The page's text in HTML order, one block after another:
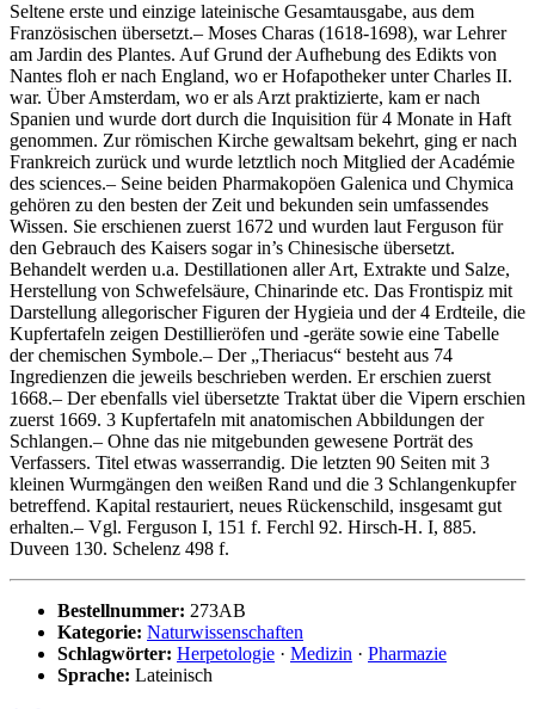
Seltene erste und einzige lateinische Gesamtausgabe, aus dem
Französischen übersetzt.– Moses Charas (1618-1698), war Lehrer
am Jardin des Plantes. Auf Grund der Aufhebung des Edikts von
Nantes floh er nach England, wo er Hofapotheker unter Charles II.
war. Über Amsterdam, wo er als Arzt praktizierte, kam er nach
Spanien und wurde dort durch die Inquisition für 4 Monate in Haft
genommen. Zur römischen Kirche gewaltsam bekehrt, ging er nach
Frankreich zurück und wurde letztlich noch Mitglied der Académie
des sciences.– Seine beiden Pharmakopöen Galenica und Chymica
gehören zu den besten der Zeit und bekunden sein umfassendes
Wissen. Sie erschienen zuerst 1672 und wurden laut Ferguson für
den Gebrauch des Kaisers sogar in’s Chinesische übersetzt.
Behandelt werden u.a. Destillationen aller Art, Extrakte und Salze,
Herstellung von Schwefelsäure, Chinarinde etc. Das Frontispiz mit
Darstellung allegorischer Figuren der Hygieia und der 4 Erdteile, die
Kupfertafeln zeigen Destillieröfen und -geräte sowie eine Tabelle
der chemischen Symbole.– Der „Theriacus“ besteht aus 74
Ingredienzen die jeweils beschrieben werden. Er erschien zuerst
1668.– Der ebenfalls viel übersetzte Traktat über die Vipern erschien
zuerst 1669. 3 Kupfertafeln mit anatomischen Abbildungen der
Schlangen.– Ohne das nie mitgebunden gewesene Porträt des
Verfassers. Titel etwas wasserrandig. Die letzten 90 Seiten mit 3
kleinen Wurmgängen den weißen Rand und die 3 Schlangenkupfer
betreffend. Kapital restauriert, neues Rückenschild, insgesamt gut
erhalten.– Vgl. Ferguson I, 151 f. Ferchl 92. Hirsch-H. I, 885.
Duveen 130. Schelenz 498 f.
Bestellnummer: 273AB
Kategorie: Naturwissenschaften
Schlagwörter: Herpetologie · Medizin · Pharmazie
Sprache: Lateinisch